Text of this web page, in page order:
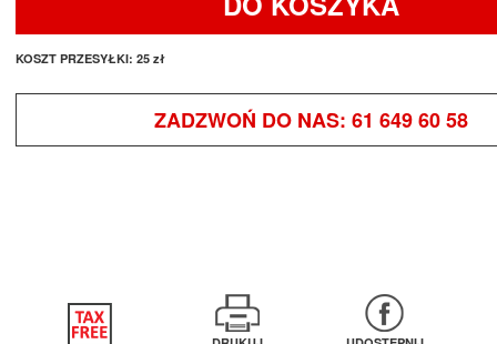
KOSZT PRZESYŁKI: 25 zł
ZADZWOŃ DO NAS: 61 649 60 58